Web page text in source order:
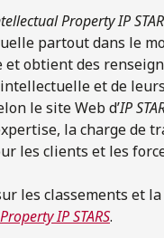
Property IP
partout dans le
obtient des
et de
le site Web d’IP
la charge de
les clients et les
les classements et
IP STARS.